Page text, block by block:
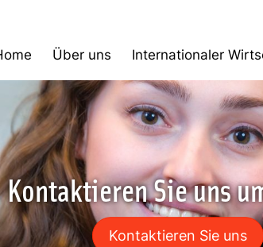
Über uns Internationaler
Kontaktieren Sie uns
Kontaktieren Sie uns